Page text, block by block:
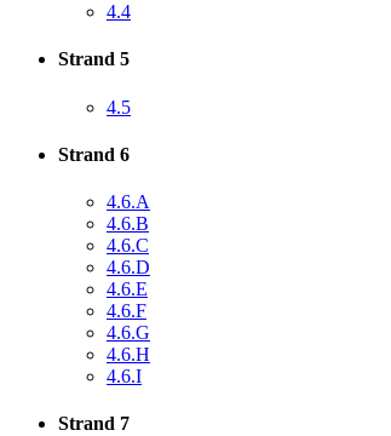
4.4
Strand 5
4.5
Strand 6
4.6.A
4.6.B
4.6.C
4.6.D
4.6.E
4.6.F
4.6.G
4.6.H
4.6.I
Strand 7